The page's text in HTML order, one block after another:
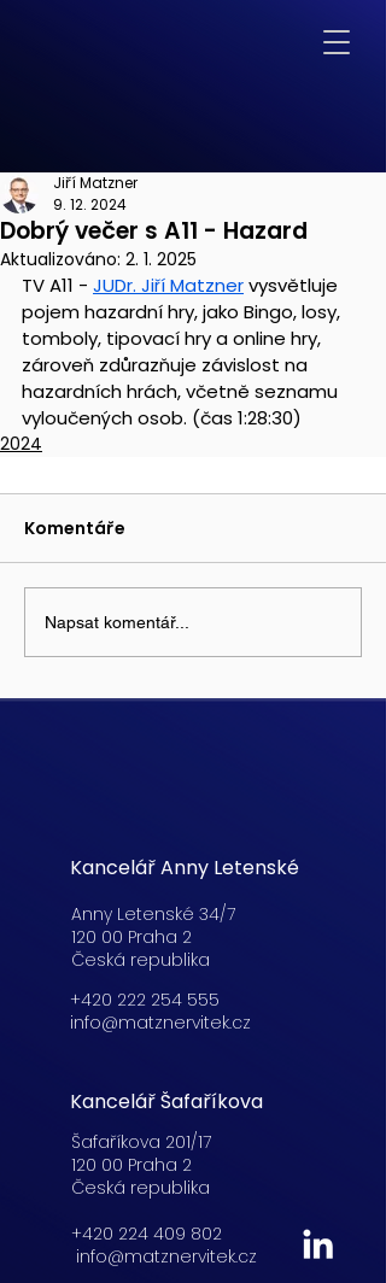
Dobrý večer s A11 - Hazard
Jiří Matzner
9. 12. 2024
Aktualizováno: 2. 1. 2025
TV A11 - JUDr. Jiří Matzner vysvětluje
pojem hazardní hry, jako Bingo, losy,
tomboly, tipovací hry a online hry,
zároveň zdůrazňuje závislost na
hazardních hrách, včetně seznamu
vyloučených osob. (čas 1:28:30)
2024
Komentáře
Napsat komentář...
Kancelář Anny Letenské
Anny Letenské 34/7
120 00 Praha 2
Česká republika
+420 222 254 555
info@matznervitek.cz
Kancelář Šafaříkova
Šafaříkova 201/17
120 00 Praha 2
Česká republika
+420 224 409 802
info@matznervitek.cz